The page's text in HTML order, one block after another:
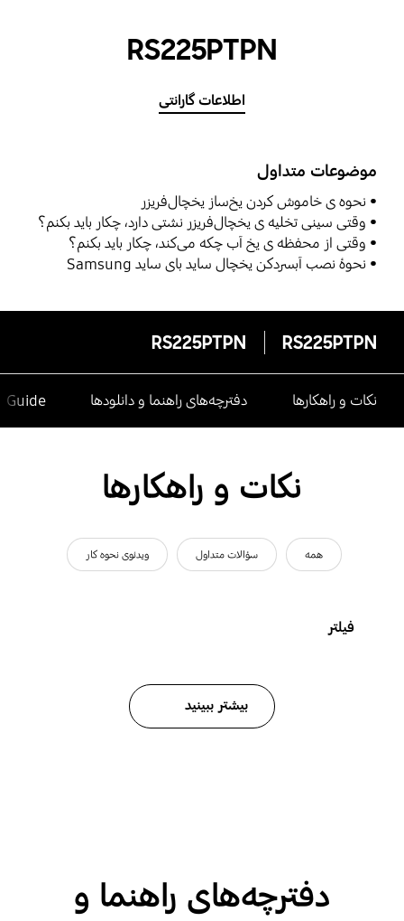
RS225PTPN
اطلاعات گارانتی
موضوعات متداول
نحوه ی خاموش کردن یخ‌ساز یخچال‌فریزر
وقتی سینی تخلیه ی یخچال‌فریزر نشتی دارد، چکار باید بکنم؟
وقتی از محفظه ی یخ آب چکه می‌کند، چکار باید بکنم؟
نحوۀ نصب آبسردکن یخچال ساید بای ساید Samsung
RS225PTPN
RS225PTPN
نکات و راهکارها دفترچه‌های راهنما و دانلودها
نکات و راهکارها
همه سؤالات متداول ویدئوی نحوه کار
فیلتر
بیشتر ببینید
دفترچه‌های راهنما و